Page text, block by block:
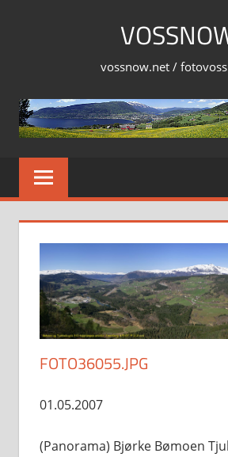
vossnow.net /
FOTO36055.JPG
01.05.2007
(Panorama) Bjørke Bømoen